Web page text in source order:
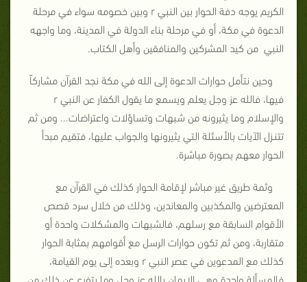
الكريم يوجه دفة الحوار بين النبي r وبين خصومه سواء في مرحلة
الدعوة في مكة، أو في مرحلة بناء الدولة في المدينة، وما واجهه
النبي من كيد المشركين والمنافقين وأهل الكتاب.
وحين نتأمل حوارات الدعوة إلى الله في مكة نجد القرآن مشاركاً
فيها، فالله عز وجل يعلم ويسمع ما يقول الكفار عن النبي r
والإسلام وما يثيرونه من شبهات وتساؤلات واعتراضات... ومن ثم
تتنـزل الآيات بالأسئلة التي يثيرونها والجواب عليها، فتقيم مبدأ
الحوار معهم بصورة مباشرة.
وثمة طريق غير مباشر لإقامة الحوار كذلك في القرآن مع
المعترضين والمكذبين والمعاندين، وذلك من خلال سرد قصص
الأقوام السابقة مع رسلهم، فالشبهات والمشكلات واحدة أو
متقاربة، ومن ثم تكون حوارات الرسل مع أقوامهم بمثابة الحوار
كذلك مع المدعوين في عصر النبي r وبعده إلى يوم القيامة،
فالمسألة واحدة وهي الإيمان بالله عز وجل وما يتفرع عن ذلك من